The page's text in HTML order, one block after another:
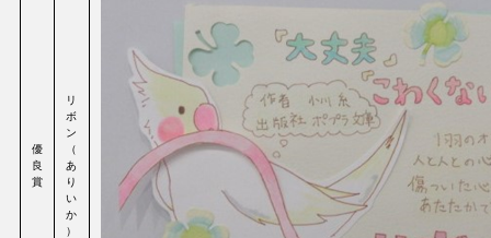
優
良
賞
リ
ボ
ン
（
あ
り
い
か
）